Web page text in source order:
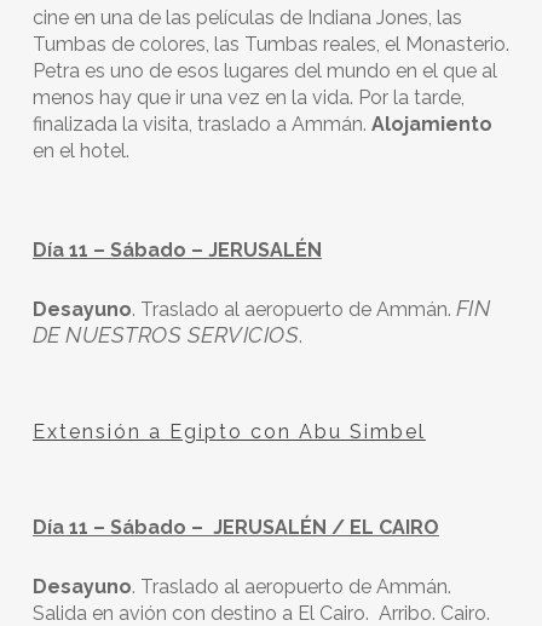
cine en una de las películas de Indiana Jones, las
Tumbas de colores, las Tumbas reales, el Monasterio.
Petra es uno de esos lugares del mundo en el que al
menos hay que ir una vez en la vida. Por la tarde,
finalizada la visita, traslado a Ammán. Alojamiento
en el hotel.
Día 11 – Sábado – JERUSALÉN
Desayuno. Traslado al aeropuerto de Ammán. FIN
DE NUESTROS SERVICIOS.
Extensión a Egipto con Abu Simbel
Día 11 – Sábado – JERUSALÉN / EL CAIRO
Desayuno. Traslado al aeropuerto de Ammán.
Salida en avión con destino a El Cairo. Arribo. Cairo.